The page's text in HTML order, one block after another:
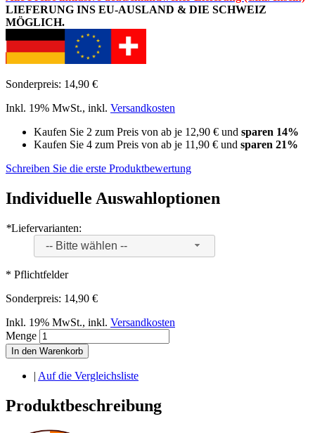
LIEFERUNG INS EU-AUSLAND & DIE SCHWEIZ
MÖGLICH.
Sonderpreis: 14,90 €
Inkl. 19% MwSt., inkl. Versandkosten
Kaufen Sie 2 zum Preis von ab je 12,90 € und sparen 14%
Kaufen Sie 4 zum Preis von ab je 11,90 € und sparen 21%
Schreiben Sie die erste Produktbewertung
Individuelle Auswahloptionen
*Liefervarianten:
-- Bitte wählen --
* Pflichtfelder
Sonderpreis: 14,90 €
Inkl. 19% MwSt., inkl. Versandkosten
Menge
In den Warenkorb
| Auf die Vergleichsliste
Produktbeschreibung